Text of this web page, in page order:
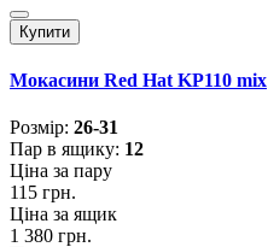
Купити
Мокасини Red Hat KP110 mix
Розмiр: 26-31
Пар в ящику: 12
Ціна за пару
115 грн.
Ціна за ящик
1 380 грн.